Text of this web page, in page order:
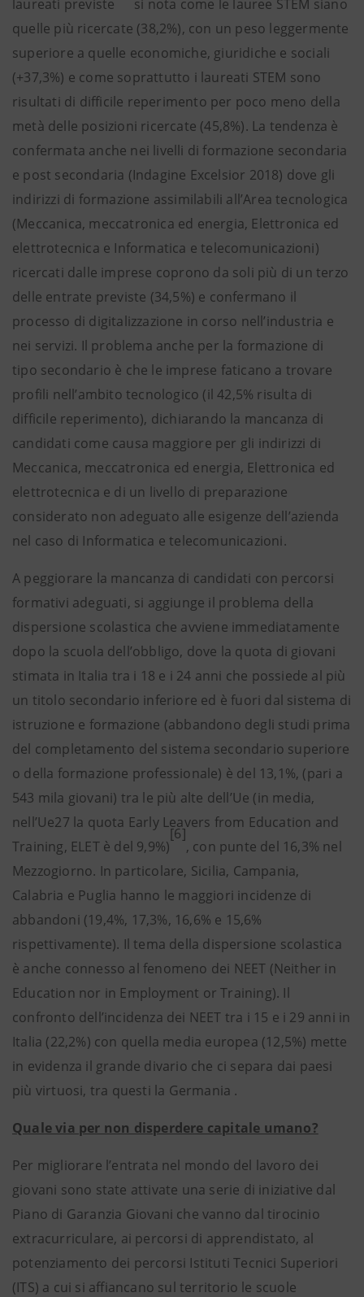
laureati previste
si nota come le lauree STEM siano
quelle più ricercate (38,2%), con un peso leggermente
superiore a quelle economiche, giuridiche e sociali
(+37,3%) e come soprattutto i laureati STEM sono
risultati di difficile reperimento per poco meno della
metà delle posizioni ricercate (45,8%). La tendenza è
confermata anche nei livelli di formazione secondaria
e post secondaria (Indagine Excelsior 2018) dove gli
indirizzi di formazione assimilabili all’Area tecnologica
(Meccanica, meccatronica ed energia, Elettronica ed
elettrotecnica e Informatica e telecomunicazioni)
ricercati dalle imprese coprono da soli più di un terzo
delle entrate previste (34,5%) e confermano il
processo di digitalizzazione in corso nell’industria e
nei servizi. Il problema anche per la formazione di
tipo secondario è che le imprese faticano a trovare
profili nell’ambito tecnologico (il 42,5% risulta di
difficile reperimento), dichiarando la mancanza di
candidati come causa maggiore per gli indirizzi di
Meccanica, meccatronica ed energia, Elettronica ed
elettrotecnica e di un livello di preparazione
considerato non adeguato alle esigenze dell’azienda
nel caso di Informatica e telecomunicazioni.
A peggiorare la mancanza di candidati con percorsi
formativi adeguati, si aggiunge il problema della
dispersione scolastica che avviene immediatamente
dopo la scuola dell’obbligo, dove la quota di giovani
stimata in Italia tra i 18 e i 24 anni che possiede al più
un titolo secondario inferiore ed è fuori dal sistema di
istruzione e formazione (abbandono degli studi prima
del completamento del sistema secondario superiore
o della formazione professionale) è del 13,1%, (pari a
543 mila giovani) tra le più alte dell’Ue (in media,
nell’Ue27 la quota Early Leavers from Education and
Training, ELET è del 9,9%)
[6]
, con punte del 16,3% nel
Mezzogiorno. In particolare, Sicilia, Campania,
Calabria e Puglia hanno le maggiori incidenze di
abbandoni (19,4%, 17,3%, 16,6% e 15,6%
rispettivamente). Il tema della dispersione scolastica
è anche connesso al fenomeno dei NEET (Neither in
Education nor in Employment or Training). Il
confronto dell’incidenza dei NEET tra i 15 e i 29 anni in
Italia (22,2%) con quella media europea (12,5%) mette
in evidenza il grande divario che ci separa dai paesi
più virtuosi, tra questi la Germania .
Quale via per non disperdere capitale umano?
Per migliorare l’entrata nel mondo del lavoro dei
giovani sono state attivate una serie di iniziative dal
Piano di Garanzia Giovani che vanno dal tirocinio
extracurriculare, ai percorsi di apprendistato, al
potenziamento dei percorsi Istituti Tecnici Superiori
(ITS) a cui si affiancano sul territorio le scuole